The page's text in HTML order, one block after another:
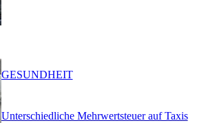
Unterschiedliche Mehrwertsteuer auf Taxis
GESUNDHEIT